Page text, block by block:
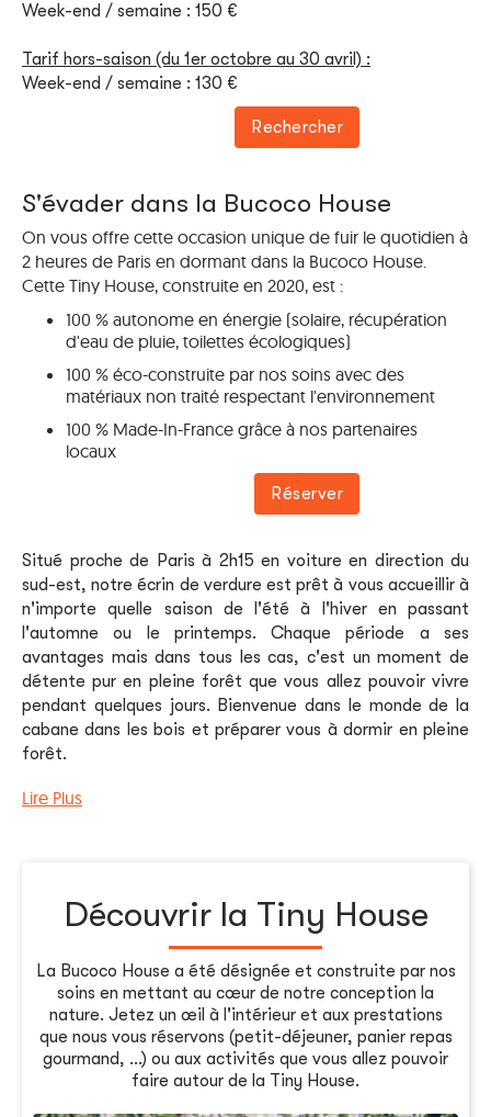
Week-end / semaine : 150 €
Tarif hors-saison (du 1er octobre au 30 avril) :
Week-end / semaine : 130 €
Rechercher
S'évader dans la Bucoco House
On vous offre cette occasion unique de fuir le quotidien à
2 heures de Paris en dormant dans la Bucoco House.
Cette Tiny House, construite en 2020, est :
100 % autonome en énergie (solaire, récupération
d'eau de pluie, toilettes écologiques)
100 % éco-construite par nos soins avec des
matériaux non traité respectant l'environnement
100 % Made-In-France grâce à nos partenaires
locaux
Réserver
Situé proche de Paris à 2h15 en voiture en direction du
sud-est, notre écrin de verdure est prêt à vous accueillir à
n'importe quelle saison de l'été à l'hiver en passant
l'automne ou le printemps. Chaque période a ses
avantages mais dans tous les cas, c'est un moment de
détente pur en pleine forêt que vous allez pouvoir vivre
pendant quelques jours. Bienvenue dans le monde de la
cabane dans les bois et préparer vous à dormir en pleine
forêt.
Lire Plus
Découvrir la Tiny House
La Bucoco House a été désignée et construite par nos
soins en mettant au cœur de notre conception la
nature. Jetez un œil à l'intérieur et aux prestations
que nous vous réservons (petit-déjeuner, panier repas
gourmand, ...) ou aux activités que vous allez pouvoir
faire autour de la Tiny House.